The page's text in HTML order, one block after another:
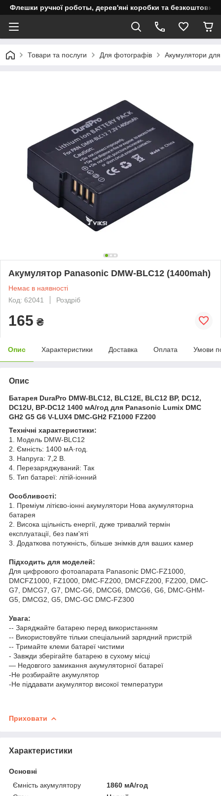
Флешки ручної роботы, дерев'яні коробки та безкоштовне
Товари та послуги Для фотографів Акумулятори
Акумулятор Panasonic DMW-BLC12 (1400mah)
Немає в наявності
Код: 62041
Роздріб
165 ₴
Опис Характеристики Доставка Оплата Умови
Опис
Батарея DuraPro DMW-BLC12, BLC12E, BLC12 BP, DC12,
DC12U, BP-DC12 1400 мА/год для Panasonic Lumix DMC
GH2 G5 G6 V-LUX4 DMC-GH2 FZ1000 FZ200
Технічні характеристики:
1. Модель DMW-BLC12
2. Ємність: 1400 мА·год.
3. Напруга: 7,2 В.
4. Перезаряджуваний: Так
5. Тип батареї: літій-іонний
Особливості:
1. Преміум літієво-іонні акумулятори Нова акумуляторна
батарея
2. Висока щільність енергії, дуже тривалий термін
експлуатації, без пам'яті
3. Додаткова потужність, більше знімків для ваших камер
Підходить для моделей:
Для цифрового фотоапарата Panasonic DMC-FZ1000,
DMCFZ1000, FZ1000, DMC-FZ200, DMCFZ200, FZ200, DMC-
G7, DMCG7, G7, DMC-G6, DMCG6, DMCG6, G6, DMC-GHM-
G5, DMCG2, G5, DMC-GC DMC-FZ300
Увага:
-- Заряджайте батарею перед використанням
-- Використовуйте тільки спеціальний зарядний пристрій
-- Тримайте клеми батареї чистими
- Завжди зберігайте батарею в сухому місці
— Недовгого замикання акумуляторної батареї
-Не розбирайте акумулятор
-Не піддавати акумулятор високої температури
Приховати
Характеристики
Основні
Ємність акумулятору
1860 мА/год